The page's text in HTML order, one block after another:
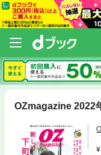
OZmagazine 2022